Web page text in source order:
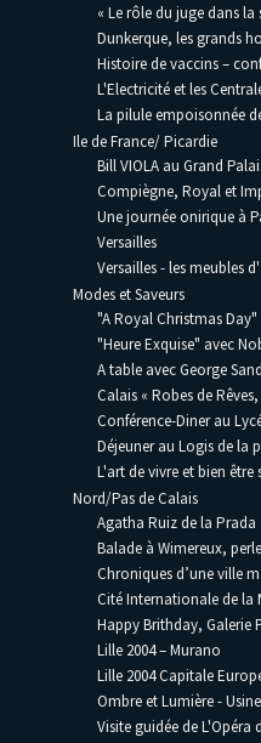
« Le rôle du juge dans
Dunkerque, les grands
Histoire de vaccins –
L'Electricité et les
La pilule empoisonnée
Ile de France/ Picardie
Bill VIOLA au Grand
Compiègne, Royal et
Une journée onirique à
Versailles
Versailles - les meubles
Modes et Saveurs
"A Royal Christmas
"Heure Exquise" avec
A table avec George
Calais « Robes de
Conférence-Diner au
Déjeuner au Logis de la
L'art de vivre et bien être
Nord/Pas de Calais
Agatha Ruiz de la Prada
Balade à Wimereux,
Chroniques d’une ville
Cité Internationale de la
Happy Brithday, Galerie
Lille 2004 – Murano
Lille 2004 Capitale
Ombre et Lumière -
Visite guidée de L'Opéra